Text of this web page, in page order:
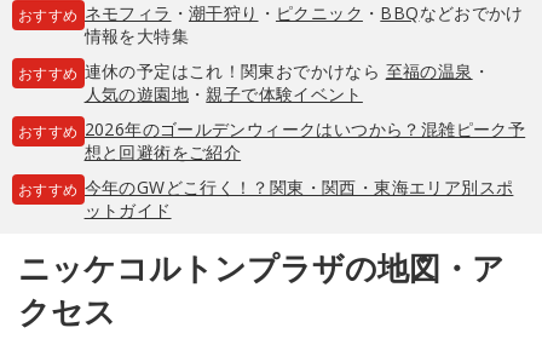
おすすめ ネモフィラ ・ 潮干狩り ・ ピクニック ・ BBQなどおでかけ
情報を大特集
おすすめ 連休の予定はこれ！関東おでかけなら 至福の温泉 ・
人気の遊園地・親子で体験イベント
おすすめ 2026年のゴールデンウィークはいつから？混雑ピーク予
想と回避術をご紹介
おすすめ 今年のGWどこ行く！？関東・関西・東海エリア別スポ
ットガイド
ニッケコルトンプラザの地図・ア
クセス